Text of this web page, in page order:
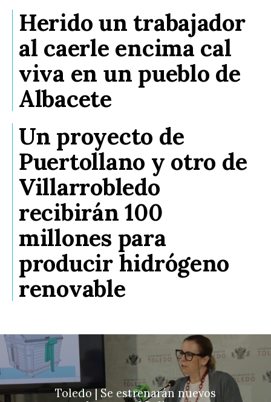
Herido un trabajador
al caerle encima cal
viva en un pueblo de
Albacete
Un proyecto de
Puertollano y otro de
Villarrobledo
recibirán 100
millones para
producir hidrógeno
renovable
Toledo | Se estrenarán nuevos